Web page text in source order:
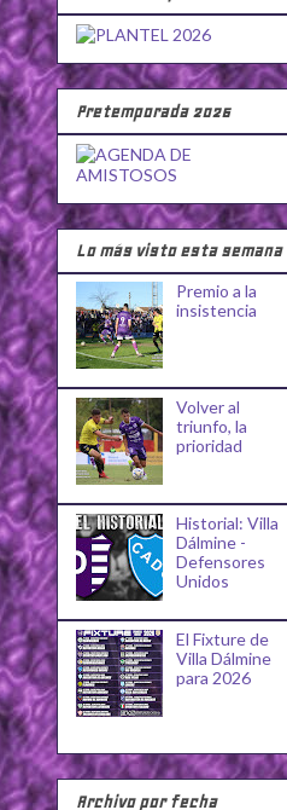
Pretemporada 2026
Lo más visto esta semana
Premio a la
insistencia
Volver al
triunfo, la
prioridad
Historial: Villa
Dálmine -
Defensores
Unidos
El Fixture de
Villa Dálmine
para 2026
Archivo por fecha